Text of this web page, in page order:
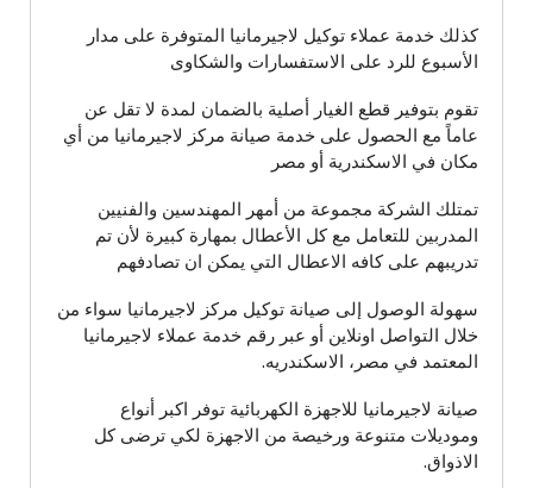
كذلك خدمة عملاء توكيل لاجيرمانيا المتوفرة على مدار
الأسبوع للرد على الاستفسارات والشكاوى
تقوم بتوفير قطع الغيار أصلية بالضمان لمدة لا تقل عن
عاماً مع الحصول على خدمة صيانة مركز لاجيرمانيا من أي
مكان في الاسكندرية أو مصر
تمتلك الشركة مجموعة من أمهر المهندسين والفنيين
المدربين للتعامل مع كل الأعطال بمهارة كبيرة لأن تم
تدريبهم على كافه الاعطال التي يمكن ان تصادفهم
سهولة الوصول إلى صيانة توكيل مركز لاجيرمانيا سواء من
خلال التواصل اونلاين أو عبر رقم خدمة عملاء لاجيرمانيا
المعتمد في مصر، الاسكندريه.
صيانة لاجيرمانيا للاجهزة الكهربائية توفر اكبر أنواع
وموديلات متنوعة ورخيصة من الاجهزة لكي ترضى كل
الاذواق.